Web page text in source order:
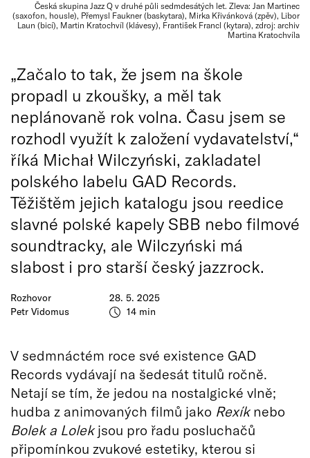
Česká skupina Jazz Q v druhé půli sedmdesátých let. Zleva: Jan Martinec
(saxofon, housle), Přemysl Faukner (baskytara), Mirka Křivánková (zpěv), Libor
Laun (bicí), Martin Kratochvíl (klávesy), František Francl (kytara), zdroj: archiv
Martina Kratochvíla
Rozhovor
Petr Vidomus
28. 5. 2025
14 min
„Začalo to tak, že jsem na škole
propadl u zkoušky, a měl tak
neplánovaně rok volna. Času jsem se
rozhodl využít k založení vydavatelství,“
říká Michał Wilczyński, zakladatel
polského labelu GAD Records.
Těžištěm jejich katalogu jsou reedice
slavné polské kapely SBB nebo filmové
soundtracky, ale Wilczyński má
slabost i pro starší český jazzrock.
V sedmnáctém roce své existence GAD
Records vydávají na šedesát titulů ročně.
Netají se tím, že jedou na nostalgické vlně;
hudba z animovaných filmů jako Rexíknebo
Bolek a Lolekjsou pro řadu posluchačů
připomínkou zvukové estetiky, kterou si